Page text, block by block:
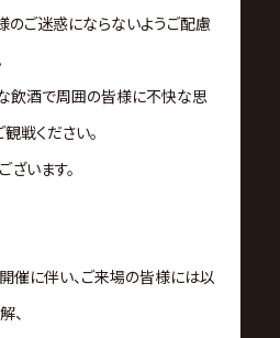
ご迷惑にならないようご配慮
飲酒で周囲の皆様に不快な思
戦ください。
います。
催に伴い、ご来場の皆様には以
、